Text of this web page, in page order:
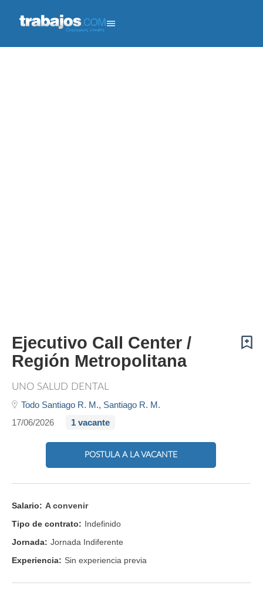
Ejecutivo Call Center /
Región Metropolitana
UNO SALUD DENTAL
Todo Santiago R. M., Santiago R. M.
17/06/2026
1 vacante
POSTULA A LA VACANTE
Salario: A convenir
Tipo de contrato: Indefinido
Jornada: Jornada Indiferente
Experiencia: Sin experiencia previa